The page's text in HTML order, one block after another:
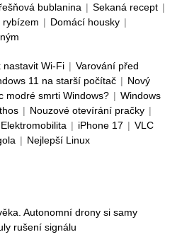
bublanina | Sekaná recept |
rybízem | Domácí housky |
nastavit Wi-Fi | Varování před
11 na starší počítač | Nový
modré smrti Windows? | Windows
| Nouzové otevírání pračky |
Elektromobilita | iPhone 17 | VLC
| Nejlepší Linux
Autonomní drony si samy
rušení signálu